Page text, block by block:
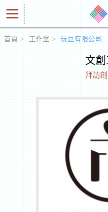
首頁 工作室 玩豆有限公司
文
拜訪